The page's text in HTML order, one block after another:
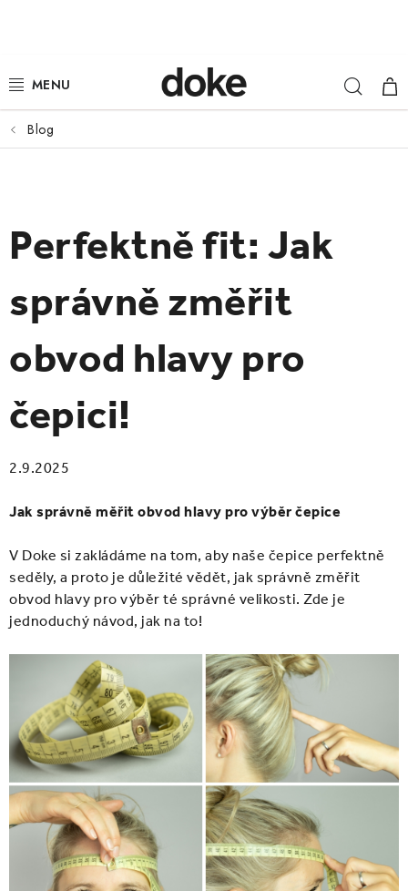
ŽENY
MUŽI
LOUNGE WEAR
ČEPICE
ČELENKY
RUKAVICE
SETY
DOPRODEJ ŠATŮ
Blog Kontakt
Blog
Perfektně fit: Jak
správně změřit
obvod hlavy pro
čepici!
2.9.2025
Jak správně měřit obvod hlavy pro výběr čepice
V Doke si zakládáme na tom, aby naše čepice perfektně
seděly, a proto je důležité vědět, jak správně změřit
obvod hlavy pro výběr té správné velikosti. Zde je
jednoduchý návod, jak na to!